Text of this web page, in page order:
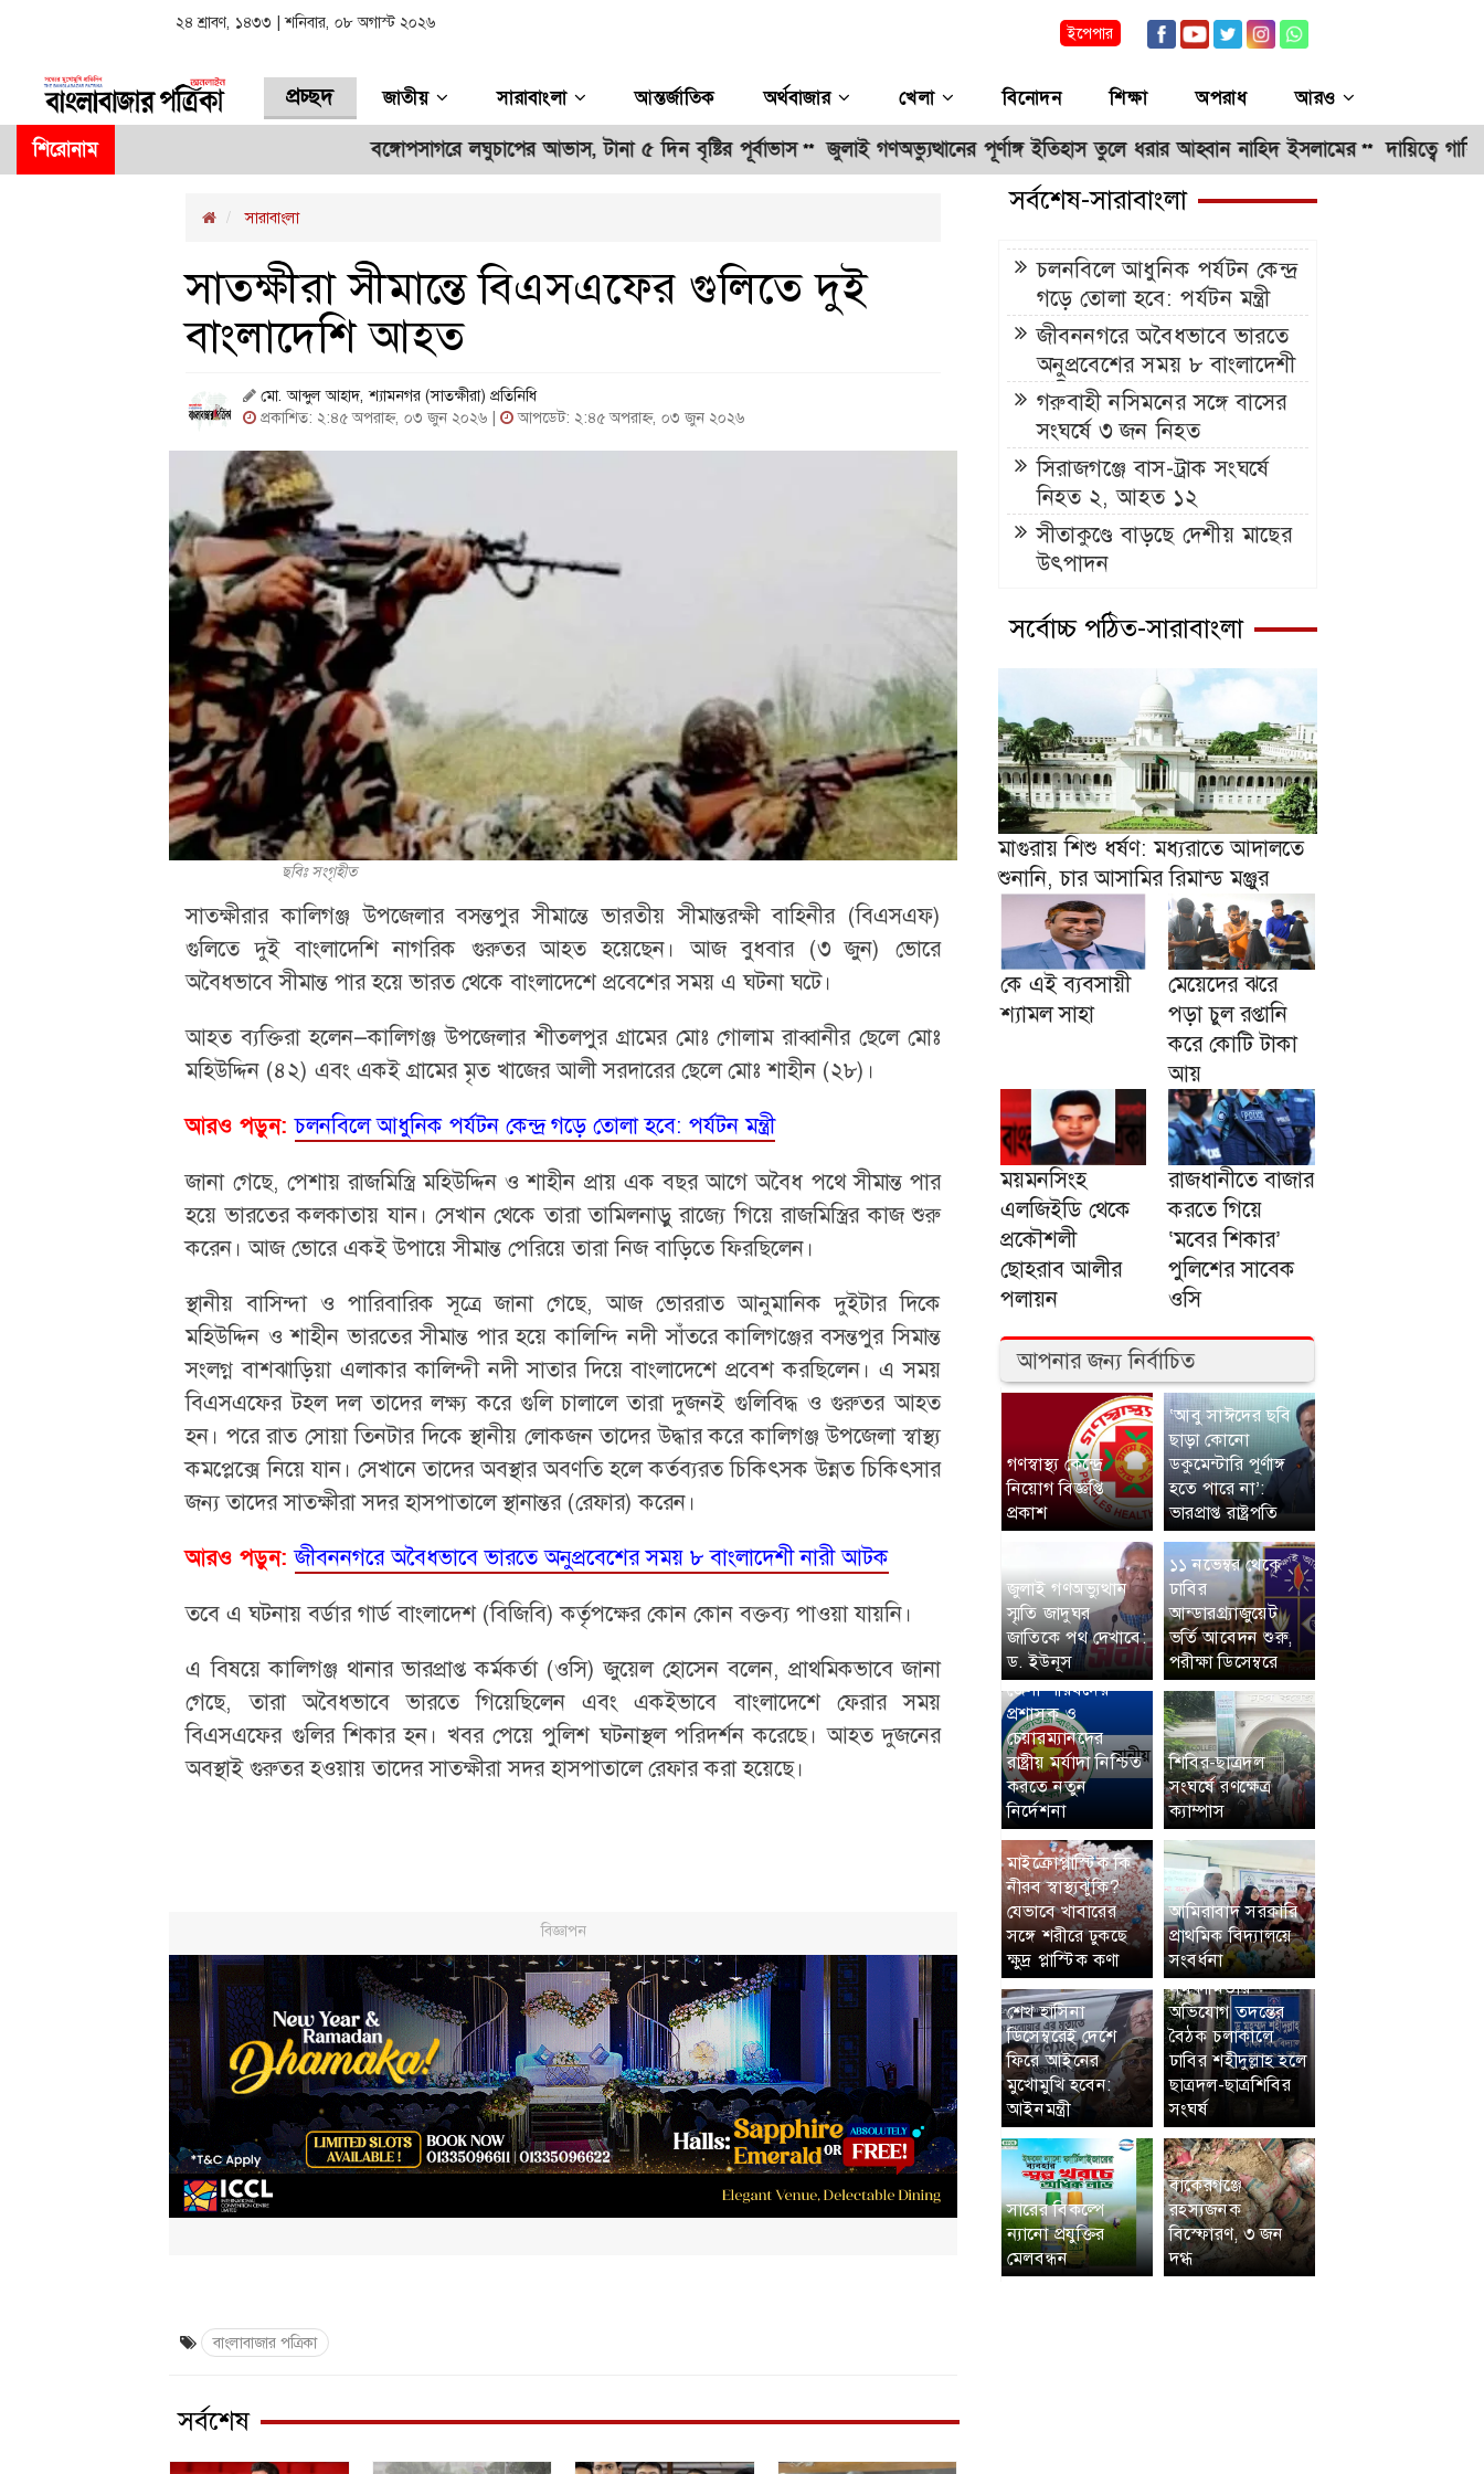
২৪ শ্রাবণ, ১৪৩৩ | শনিবার, ০৮ অগাস্ট ২০২৬
ইপেপার
প্রচ্ছদ জাতীয় সারাবাংলা আন্তর্জাতিক অর্থবাজার খেলা বিনোদন শিক্ষা অপরাধ আরও
শিরোনাম বঙ্গোপসাগরে লঘুচাপের আভাস, টানা ৫ দিন বৃষ্টির পূর্বাভাস ** জুলাই গণঅভ্যুত্থানের পূর্ণাঙ্গ ইতিহাস তুলে ধরার আহ্বান নাহিদ ইসলামের ** দায়িত্বে গাফিলতি হলে
সারাবাংলা
সাতক্ষীরা সীমান্তে বিএসএফের গুলিতে দুই
বাংলাদেশি আহত
মো. আব্দুল আহাদ, শ্যামনগর (সাতক্ষীরা) প্রতিনিধি
প্রকাশিত: ২:৪৫ অপরাহ্ন, ০৩ জুন ২০২৬ |
আপডেট: ২:৪৫ অপরাহ্ন, ০৩ জুন ২০২৬
ছবিঃ সংগৃহীত
সাতক্ষীরার কালিগঞ্জ উপজেলার বসন্তপুর সীমান্তে ভারতীয় সীমান্তরক্ষী বাহিনীর (বিএসএফ)
গুলিতে দুই বাংলাদেশি নাগরিক গুরুতর আহত হয়েছেন। আজ বুধবার (৩ জুন) ভোরে
অবৈধভাবে সীমান্ত পার হয়ে ভারত থেকে বাংলাদেশে প্রবেশের সময় এ ঘটনা ঘটে।
​আহত ব্যক্তিরা হলেন—কালিগঞ্জ উপজেলার শীতলপুর গ্রামের মোঃ গোলাম রাব্বানীর ছেলে মোঃ
মহিউদ্দিন (৪২) এবং একই গ্রামের মৃত খাজের আলী সরদারের ছেলে মোঃ শাহীন (২৮)।
আরও পড়ুন: চলনবিলে আধুনিক পর্যটন কেন্দ্র গড়ে তোলা হবে: পর্যটন মন্ত্রী
জানা গেছে, পেশায় রাজমিস্ত্রি মহিউদ্দিন ও শাহীন প্রায় এক বছর আগে অবৈধ পথে সীমান্ত পার
হয়ে ভারতের কলকাতায় যান। সেখান থেকে তারা তামিলনাড়ু রাজ্যে গিয়ে রাজমিস্ত্রির কাজ শুরু
করেন। আজ ভোরে একই উপায়ে সীমান্ত পেরিয়ে তারা নিজ বাড়িতে ফিরছিলেন।
​স্থানীয় বাসিন্দা ও পারিবারিক সূত্রে জানা গেছে, আজ ভোররাত আনুমানিক দুইটার দিকে
মহিউদ্দিন ও শাহীন ভারতের সীমান্ত পার হয়ে কালিন্দি নদী সাঁতরে কালিগঞ্জের বসন্তপুর সিমান্ত
সংলগ্ন বাশঝাড়িয়া এলাকার কালিন্দী নদী সাতার দিয়ে বাংলাদেশে প্রবেশ করছিলেন। এ সময়
বিএসএফের টহল দল তাদের লক্ষ্য করে গুলি চালালে তারা দুজনই গুলিবিদ্ধ ও গুরুতর আহত
হন। ​পরে রাত সোয়া তিনটার দিকে স্থানীয় লোকজন তাদের উদ্ধার করে কালিগঞ্জ উপজেলা স্বাস্থ্য
কমপ্লেক্সে নিয়ে যান। সেখানে তাদের অবস্থার অবণতি হলে কর্তব্যরত চিকিৎসক উন্নত চিকিৎসার
জন্য তাদের সাতক্ষীরা সদর হাসপাতালে স্থানান্তর (রেফার) করেন।
আরও পড়ুন: জীবননগরে অবৈধভাবে ভারতে অনুপ্রবেশের সময় ৮ বাংলাদেশী নারী আটক
তবে এ ঘটনায় বর্ডার গার্ড বাংলাদেশ (বিজিবি) কর্তৃপক্ষের কোন কোন বক্তব্য পাওয়া যায়নি।
এ বিষয়ে কালিগঞ্জ থানার ভারপ্রাপ্ত কর্মকর্তা (ওসি) জুয়েল হোসেন বলেন, প্রাথমিকভাবে জানা
গেছে, তারা অবৈধভাবে ভারতে গিয়েছিলেন এবং একইভাবে বাংলাদেশে ফেরার সময়
বিএসএফের গুলির শিকার হন। খবর পেয়ে পুলিশ ঘটনাস্থল পরিদর্শন করেছে। আহত দুজনের
অবস্থাই গুরুতর হওয়ায় তাদের সাতক্ষীরা সদর হাসপাতালে রেফার করা হয়েছে।
বাংলাবাজার পত্রিকা
সর্বশেষ
সর্বশেষ-সারাবাংলা
চলনবিলে আধুনিক পর্যটন কেন্দ্র
গড়ে তোলা হবে: পর্যটন মন্ত্রী
জীবননগরে অবৈধভাবে ভারতে
অনুপ্রবেশের সময় ৮ বাংলাদেশী
নারী আটক
গরুবাহী নসিমনের সঙ্গে বাসের
সংঘর্ষে ৩ জন নিহত
সিরাজগঞ্জে বাস-ট্রাক সংঘর্ষে
নিহত ২, আহত ১২
সীতাকুণ্ডে বাড়ছে দেশীয় মাছের
উৎপাদন
সর্বোচ্চ পঠিত-সারাবাংলা
মাগুরায় শিশু ধর্ষণ: মধ্যরাতে আদালতে
শুনানি, চার আসামির রিমান্ড মঞ্জুর
কে এই ব্যবসায়ী
শ্যামল সাহা
মেয়েদের ঝরে
পড়া চুল রপ্তানি
করে কোটি টাকা
আয়
ময়মনসিংহ
এলজিইডি থেকে
প্রকৌশলী
ছোহরাব আলীর
পলায়ন
রাজধানীতে বাজার
করতে গিয়ে
‘মবের শিকার’
পুলিশের সাবেক
ওসি
আপনার জন্য নির্বাচিত
গণস্বাস্থ্য কেন্দ্রে
নিয়োগ বিজ্ঞপ্তি
প্রকাশ
‘আবু সাঈদের ছবি
ছাড়া কোনো
ডকুমেন্টারি পূর্ণাঙ্গ
হতে পারে না’:
ভারপ্রাপ্ত রাষ্ট্রপতি
জুলাই গণঅভ্যুত্থান
স্মৃতি জাদুঘর
জাতিকে পথ দেখাবে:
ড. ইউনূস
১১ নভেম্বর থেকে
ঢাবির
আন্ডারগ্র্যাজুয়েট
ভর্তি আবেদন শুরু,
পরীক্ষা ডিসেম্বরে
জেলা পরিষদের
প্রশাসক ও
চেয়ারম্যানদের
রাষ্ট্রীয় মর্যাদা নিশ্চিত
করতে নতুন
নির্দেশনা
শিবির-ছাত্রদল
সংঘর্ষে রণক্ষেত্র
ক্যাম্পাস
মাইক্রোপ্লাস্টিক কি
নীরব স্বাস্থ্যঝুঁকি?
যেভাবে খাবারের
সঙ্গে শরীরে ঢুকছে
ক্ষুদ্র প্লাস্টিক কণা
আমিরাবাদ সরকারি
প্রাথমিক বিদ্যালয়ে
সংবর্ধনা
শেখ হাসিনা
ডিসেম্বরেই দেশে
ফিরে আইনের
মুখোমুখি হবেন:
আইনমন্ত্রী
সমকামিতার
অভিযোগ তদন্তের
বৈঠক চলাকালে
ঢাবির শহীদুল্লাহ হলে
ছাত্রদল-ছাত্রশিবির
সংঘর্ষ
সারের বিকল্পে
ন্যানো প্রযুক্তির
মেলবন্ধন
বাকেরগঞ্জে
রহস্যজনক
বিস্ফোরণ, ৩ জন
দগ্ধ